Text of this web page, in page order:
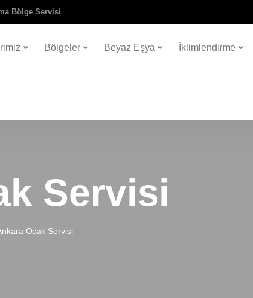
Bölge Servisi
Bölgeler Beyaz Eşya İklimlendirme
Servisi
Ocak Servisi